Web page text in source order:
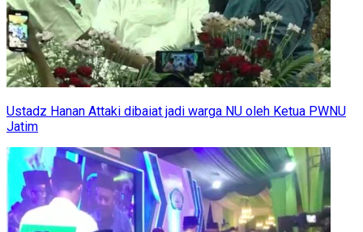
Ustadz Hanan Attaki dibaiat jadi warga NU oleh Ketua PWNU
Jatim